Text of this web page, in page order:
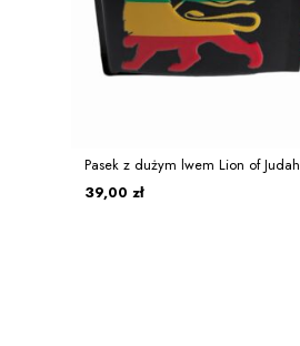
Pasek z dużym lwem Lion of Judah
39,00 zł